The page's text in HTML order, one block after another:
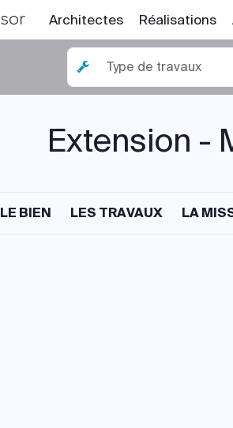
Architectes Réalisations
Type de travaux
Extension -
LE BIEN LES TRAVAUX LA